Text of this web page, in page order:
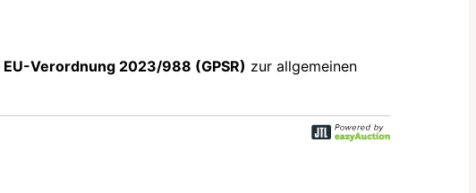
EU-Verordnung 2023/988 (GPSR) zur allgemeinen